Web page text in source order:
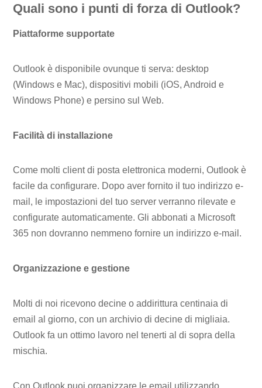
Quali sono i punti di forza di Outlook?
Piattaforme supportate
Outlook è disponibile ovunque ti serva: desktop
(Windows e Mac), dispositivi mobili (iOS, Android e
Windows Phone) e persino sul Web.
Facilità di installazione
Come molti client di posta elettronica moderni, Outlook è
facile da configurare. Dopo aver fornito il tuo indirizzo e-
mail, le impostazioni del tuo server verranno rilevate e
configurate automaticamente. Gli abbonati a Microsoft
365 non dovranno nemmeno fornire un indirizzo e-mail.
Organizzazione e gestione
Molti di noi ricevono decine o addirittura centinaia di
email al giorno, con un archivio di decine di migliaia.
Outlook fa un ottimo lavoro nel tenerti al di sopra della
mischia.
Con Outlook puoi organizzare le email utilizzando